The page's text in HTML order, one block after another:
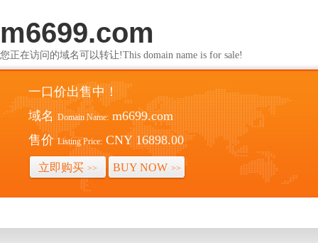
m6699.com
您正在访问的域名可以转让!This domain name is for sale!
一口价出售中！
域名 Domain Name: m6699.com
售价 Listing Price: CNY 16898.00
立即购买 >> BUY NOW >>